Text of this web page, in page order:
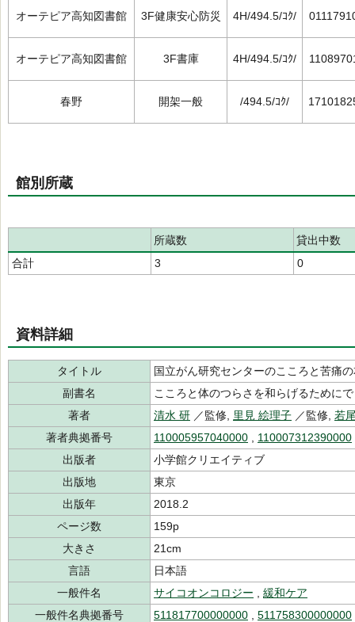
オーテピア高知図書館 3F健康安心防災 4H/494.5/ｺｸ/
オーテピア高知図書館 3F書庫 4H/494.5/ｺｸ/
春野 開架一般 /494.5/ｺｸ/
館別所蔵
所蔵数
貸出中数
合計
3 0
資料詳細
タイトル
国立がん研究センターのこころと苦痛
副書名
こころと体のつらさを和らげるために
著者
清水 研 ／監修, 里見 絵理子 ／監修, 若
著者典拠番号
110005957040000 110007312390000
出版者
小学館クリエイティブ
出版地
東京
出版年
2018.2
ページ数
159p
大きさ
21cm
言語
日本語
一般件名
サイコオンコロジー
緩和ケア
一般件名典拠番号
511817700000000
511758300000000